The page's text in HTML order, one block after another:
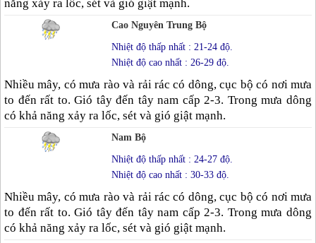
năng xảy ra lốc, sét và gió giật mạnh.
Cao Nguyên Trung Bộ
Nhiệt độ thấp nhất : 21-24 độ.
Nhiệt độ cao nhất : 26-29 độ.
Nhiều mây, có mưa rào và rải rác có dông, cục bộ có nơi mưa
to đến rất to. Gió tây đến tây nam cấp 2-3. Trong mưa dông
có khả năng xảy ra lốc, sét và gió giật mạnh.
Nam Bộ
Nhiệt độ thấp nhất : 24-27 độ.
Nhiệt độ cao nhất : 30-33 độ.
Nhiều mây, có mưa rào và rải rác có dông, cục bộ có nơi mưa
to đến rất to. Gió tây đến tây nam cấp 2-3. Trong mưa dông
có khả năng xảy ra lốc, sét và gió giật mạnh.